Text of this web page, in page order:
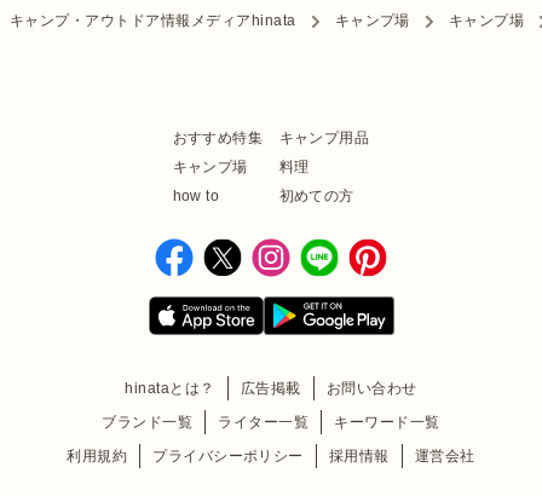
キャンプ・アウトドア情報メディアhinata キャンプ場 キャンプ場
おすすめ特集
キャンプ用品
キャンプ場
料理
how to
初めての方
hinataとは？ 広告掲載
お問い合わせ
ブランド一覧
ライター一覧
キーワード一覧
利用規約
プライバシーポリシー 採用情報 運営会社